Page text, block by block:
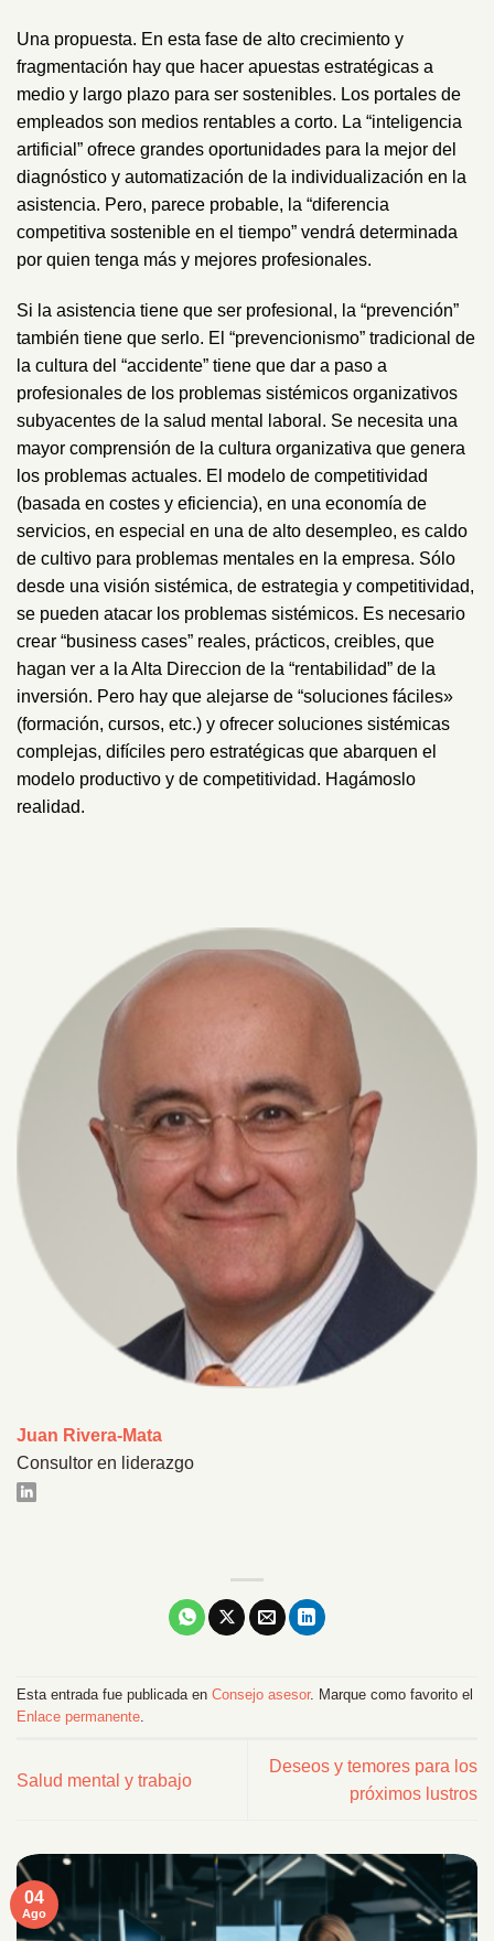
Una propuesta. En esta fase de alto crecimiento y
fragmentación hay que hacer apuestas estratégicas a
medio y largo plazo para ser sostenibles. Los portales de
empleados son medios rentables a corto. La “inteligencia
artificial” ofrece grandes oportunidades para la mejor del
diagnóstico y automatización de la individualización en la
asistencia. Pero, parece probable, la “diferencia
competitiva sostenible en el tiempo” vendrá determinada
por quien tenga más y mejores profesionales.
Si la asistencia tiene que ser profesional, la “prevención”
también tiene que serlo. El “prevencionismo” tradicional de
la cultura del “accidente” tiene que dar a paso a
profesionales de los problemas sistémicos organizativos
subyacentes de la salud mental laboral. Se necesita una
mayor comprensión de la cultura organizativa que genera
los problemas actuales. El modelo de competitividad
(basada en costes y eficiencia), en una economía de
servicios, en especial en una de alto desempleo, es caldo
de cultivo para problemas mentales en la empresa. Sólo
desde una visión sistémica, de estrategia y competitividad,
se pueden atacar los problemas sistémicos. Es necesario
crear “business cases” reales, prácticos, creibles, que
hagan ver a la Alta Direccion de la “rentabilidad” de la
inversión. Pero hay que alejarse de “soluciones fáciles»
(formación, cursos, etc.) y ofrecer soluciones sistémicas
complejas, difíciles pero estratégicas que abarquen el
modelo productivo y de competitividad. Hagámoslo
realidad.
Juan Rivera-Mata
Consultor en liderazgo
Esta entrada fue publicada en Consejo asesor. Marque como favorito el
Enlace permanente.
Salud mental y trabajo
Deseos y temores para los
próximos lustros
04
Ago